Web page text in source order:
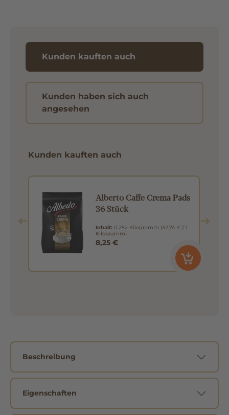
Kunden kauften auch
Kunden haben sich auch
angesehen
Kunden kauften auch
Alberto Caffe Crema Pads
36 Stück
Inhalt: 0.252 Kilogramm (32,74 € / 1
Kilogramm)
8,25 €
Beschreibung
Eigenschaften